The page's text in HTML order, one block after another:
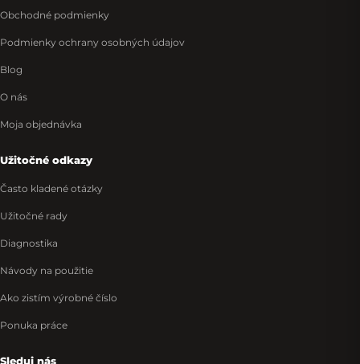
Obchodné podmienky
Podmienky ochrany osobných údajov
Blog
O nás
Moja objednávka
Užitočné odkazy
Často kladené otázky
Užitočné rady
Diagnostika
Návody na použitie
Ako zistím výrobné číslo
Ponuka práce
Sleduj nás